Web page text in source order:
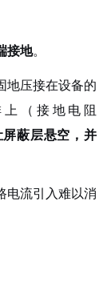
接地。
地压接在设备的
（接地电阻
屏蔽层悬空，并
电流引入难以消